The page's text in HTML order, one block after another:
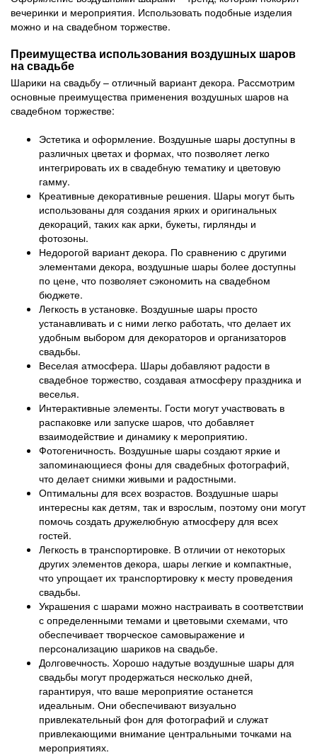
вечеринки и мероприятия. Использовать подобные изделия
можно и на свадебном торжестве.
Преимущества использования воздушных шаров
на свадьбе
Шарики на свадьбу – отличный вариант декора. Рассмотрим
основные преимущества применения воздушных шаров на
свадебном торжестве:
Эстетика и оформление. Воздушные шары доступны в
различных цветах и формах, что позволяет легко
интегрировать их в свадебную тематику и цветовую
гамму.
Креативные декоративные решения. Шары могут быть
использованы для создания ярких и оригинальных
декораций, таких как арки, букеты, гирлянды и
фотозоны.
Недорогой вариант декора. По сравнению с другими
элементами декора, воздушные шары более доступны
по цене, что позволяет сэкономить на свадебном
бюджете.
Легкость в установке. Воздушные шары просто
устанавливать и с ними легко работать, что делает их
удобным выбором для декораторов и организаторов
свадьбы.
Веселая атмосфера. Шары добавляют радости в
свадебное торжество, создавая атмосферу праздника и
веселья.
Интерактивные элементы. Гости могут участвовать в
распаковке или запуске шаров, что добавляет
взаимодействие и динамику к мероприятию.
Фотогеничность. Воздушные шары создают яркие и
запоминающиеся фоны для свадебных фотографий,
что делает снимки живыми и радостными.
Оптимальны для всех возрастов. Воздушные шары
интересны как детям, так и взрослым, поэтому они могут
помочь создать дружелюбную атмосферу для всех
гостей.
Легкость в транспортировке. В отличии от некоторых
других элементов декора, шары легкие и компактные,
что упрощает их транспортировку к месту проведения
свадьбы.
Украшения с шарами можно настраивать в соответствии
с определенными темами и цветовыми схемами, что
обеспечивает творческое самовыражение и
персонализацию шариков на свадьбе.
Долговечность. Хорошо надутые воздушные шары для
свадьбы могут продержаться несколько дней,
гарантируя, что ваше мероприятие останется
идеальным. Они обеспечивают визуально
привлекательный фон для фотографий и служат
привлекающими внимание центральными точками на
мероприятиях.